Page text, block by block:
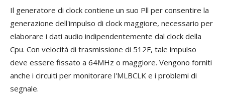
Il generatore di clock contiene un suo Pll per consentire la
generazione dell'impulso di clock maggiore, necessario per
elaborare i dati audio indipendentemente dal clock della
Cpu. Con velocità di trasmissione di 512F, tale impulso
deve essere fissato a 64MHz o maggiore. Vengono forniti
anche i circuiti per monitorare l'MLBCLK e i problemi di
segnale.